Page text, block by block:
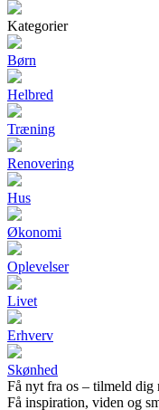
Kategorier
Børn
Helbred
Træning
Renovering
Hus
Økonomi
Oplevelser
Livet
Erhverv
Skønhed
Få nyt fra os – tilmeld dig
Få inspiration, viden og